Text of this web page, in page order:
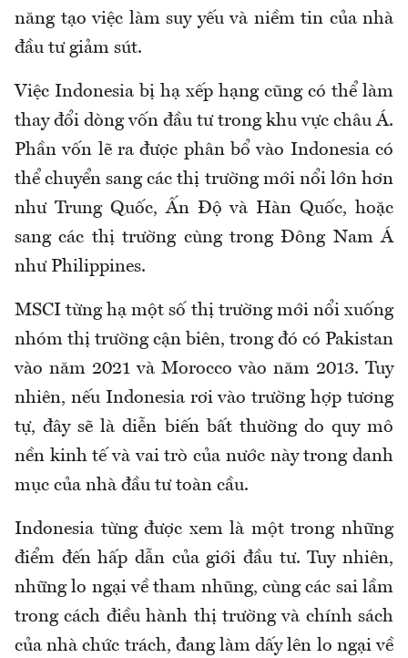
năng tạo việc làm suy yếu và niềm tin của nhà
đầu tư giảm sút.
Việc Indonesia bị hạ xếp hạng cũng có thể làm
thay đổi dòng vốn đầu tư trong khu vực châu Á.
Phần vốn lẽ ra được phân bổ vào Indonesia có
thể chuyển sang các thị trường mới nổi lớn hơn
như Trung Quốc, Ấn Độ và Hàn Quốc, hoặc
sang các thị trường cùng trong Đông Nam Á
như Philippines.
MSCI từng hạ một số thị trường mới nổi xuống
nhóm thị trường cận biên, trong đó có Pakistan
vào năm 2021 và Morocco vào năm 2013. Tuy
nhiên, nếu Indonesia rơi vào trường hợp tương
tự, đây sẽ là diễn biến bất thường do quy mô
nền kinh tế và vai trò của nước này trong danh
mục của nhà đầu tư toàn cầu.
Indonesia từng được xem là một trong những
điểm đến hấp dẫn của giới đầu tư. Tuy nhiên,
những lo ngại về tham nhũng, cùng các sai lầm
trong cách điều hành thị trường và chính sách
của nhà chức trách, đang làm dấy lên lo ngại về